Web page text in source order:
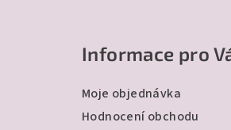
Informace pro
Moje objednávka
Hodnocení obchodu